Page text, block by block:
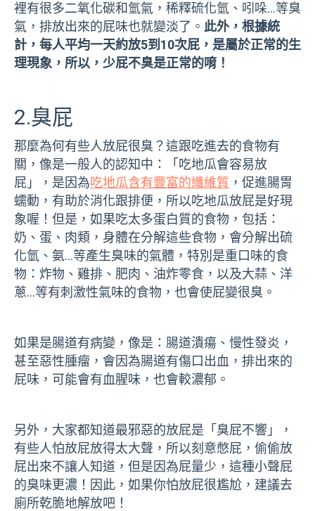
裡有很多二氧化碳和氫氣，稀釋硫化氫、吲哚…等臭
氣，排放出來的屁味也就變淡了。 此外，根據統
計，每人平均一天約放5到10次屁，是屬於正常的生
理現象，所以，少屁不臭是正常的唷！
2.臭屁
那麼為何有些人放屁很臭？這跟吃進去的食物有
關，像是一般人的認知中：「吃地瓜會容易放
屁」，是因為吃地瓜含有豐富的纖維質 ，促進腸胃
蠕動，有助於消化跟排便，所以吃地瓜放屁是好現
象喔！但是，如果吃太多蛋白質的食物，包括：
奶、蛋、肉類，身體在分解這些食物，會分解出硫
化氫、氨…等產生臭味的氣體，特別是重口味的食
物：炸物、雞排、肥肉、油炸零食，以及大蒜、洋
蔥…等有刺激性氣味的食物，也會使屁變很臭。
如果是腸道有病變，像是：腸道潰瘍、慢性發炎，
甚至惡性腫瘤，會因為腸道有傷口出血，排出來的
屁味，可能會有血腥味，也會較濃郁。
另外，大家都知道最邪惡的放屁是「臭屁不響」，
有些人怕放屁放得太大聲，所以刻意憋屁，偷偷放
屁出來不讓人知道，但是因為屁量少，這種小聲屁
的臭味更濃！因此，如果你怕放屁很尷尬，建議去
廁所乾脆地解放吧！